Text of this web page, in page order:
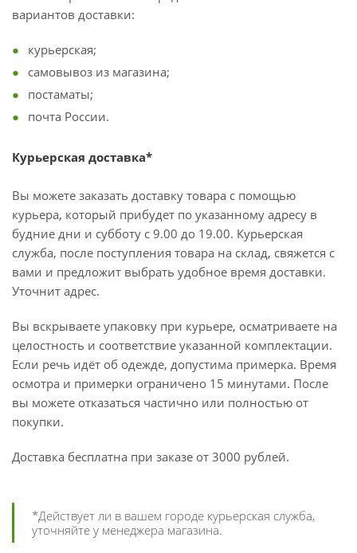
вариантов доставки:
курьерская;
самовывоз из магазина;
постаматы;
почта России.
Курьерская доставка*
Вы можете заказать доставку товара с помощью
курьера, который прибудет по указанному адресу в
будние дни и субботу с 9.00 до 19.00. Курьерская
служба, после поступления товара на склад, свяжется с
вами и предложит выбрать удобное время доставки.
Уточнит адрес.
Вы вскрываете упаковку при курьере, осматриваете на
целостность и соответствие указанной комплектации.
Если речь идёт об одежде, допустима примерка. Время
осмотра и примерки ограничено 15 минутами. После
вы можете отказаться частично или полностью от
покупки.
Доставка бесплатна при заказе от 3000 рублей.
*Действует ли в вашем городе курьерская служба,
уточняйте у менеджера магазина.